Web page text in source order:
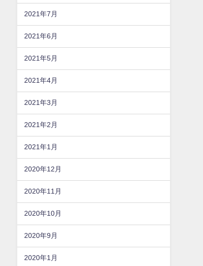
2021年7月
2021年6月
2021年5月
2021年4月
2021年3月
2021年2月
2021年1月
2020年12月
2020年11月
2020年10月
2020年9月
2020年1月